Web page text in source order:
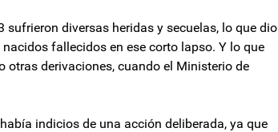
diversas heridas y secuelas, lo que dio
fallecidos en ese corto lapso. Y lo que
otras derivaciones, cuando el Ministerio de
indicios de una acción deliberada, ya que